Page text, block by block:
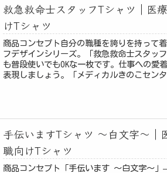
救急救命士スタッフTシャツ｜医
けTシャツ
商品コンセプト自分の職種を誇りを持って
フデザインシリーズ。「救急救命士スタッ
も普段使いでもOKな一枚です。仕事への愛
表現しましょう。「メディカルきのこセン
手伝いますTシャツ 〜白文字〜｜
職向けTシャツ
商品コンセプト「手伝います 〜白文字〜